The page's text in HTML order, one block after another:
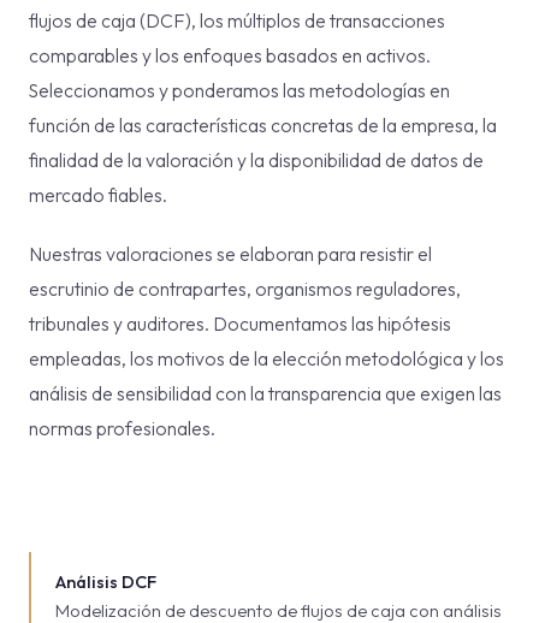
flujos de caja (DCF), los múltiplos de transacciones
comparables y los enfoques basados en activos.
Seleccionamos y ponderamos las metodologías en
función de las características concretas de la empresa, la
finalidad de la valoración y la disponibilidad de datos de
mercado fiables.
Nuestras valoraciones se elaboran para resistir el
escrutinio de contrapartes, organismos reguladores,
tribunales y auditores. Documentamos las hipótesis
empleadas, los motivos de la elección metodológica y los
análisis de sensibilidad con la transparencia que exigen las
normas profesionales.
Análisis DCF
Modelización de descuento de flujos de caja con análisis